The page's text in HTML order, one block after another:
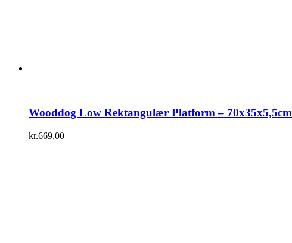
Wooddog Low Rektangulær Platform – 70x35x5,5cm
kr.669,00